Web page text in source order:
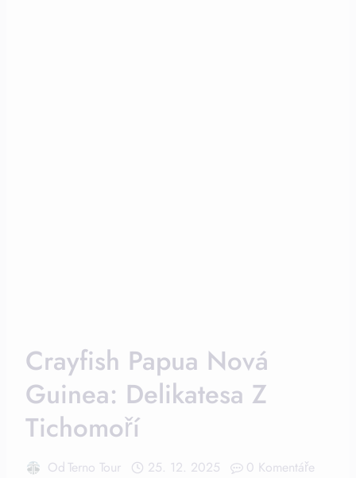
Crayfish Papua Nová
Guinea: Delikatesa Z
Tichomoří
OdTerno Tour 25. 12. 2025 0 Komentáře